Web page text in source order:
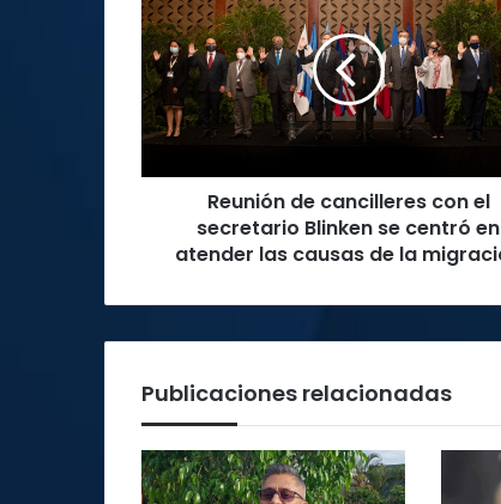
cancilleres
con
el
secretario
Blinken
se
centró
atender
de
Reunión de cancilleres con el
secretario Blinken se centró en
atender las causas de la
Publicaciones relacionadas